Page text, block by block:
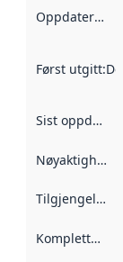
Oppdateringsfrekvens
Først utgitt:
Sist oppdatert
Nøyaktighet
Tilgjengelighet
Kompletthet